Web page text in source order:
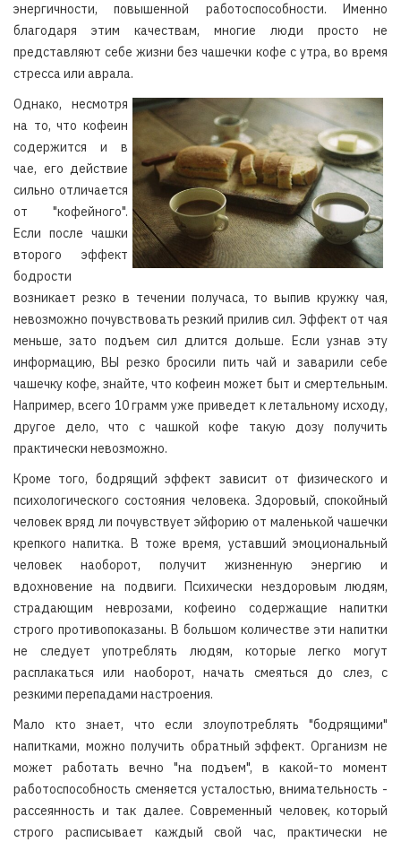
энергичности, повышенной работоспособности. Именно
благодаря этим качествам, многие люди просто не
представляют себе жизни без чашечки кофе с утра, во время
стресса или аврала.
Однако, несмотря
на то, что кофеин
содержится и в
чае, его действие
сильно отличается
от "кофейного".
Если после чашки
второго эффект
бодрости
возникает резко в течении получаса, то выпив кружку чая,
невозможно почувствовать резкий прилив сил. Эффект от чая
меньше, зато подъем сил длится дольше. Если узнав эту
информацию, ВЫ резко бросили пить чай и заварили себе
чашечку кофе, знайте, что кофеин может быт и смертельным.
Например, всего 10 грамм уже приведет к летальному исходу,
другое дело, что с чашкой кофе такую дозу получить
практически невозможно.
Кроме того, бодрящий эффект зависит от физического и
психологического состояния человека. Здоровый, спокойный
человек вряд ли почувствует эйфорию от маленькой чашечки
крепкого напитка. В тоже время, уставший эмоциональный
человек наоборот, получит жизненную энергию и
вдохновение на подвиги. Психически нездоровым людям,
страдающим неврозами, кофеино содержащие напитки
строго противопоказаны. В большом количестве эти напитки
не следует употреблять людям, которые легко могут
расплакаться или наоборот, начать смеяться до слез, с
резкими перепадами настроения.
Мало кто знает, что если злоупотреблять "бодрящими"
напитками, можно получить обратный эффект. Организм не
может работать вечно "на подъем", в какой-то момент
работоспособность сменяется усталостью, внимательность -
рассеянность и так далее. Современный человек, который
строго расписывает каждый свой час, практически не